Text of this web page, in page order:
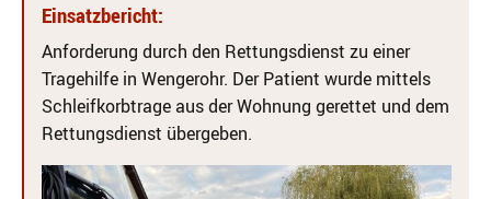
Einsatzbericht:
Anforderung durch den Rettungsdienst zu einer
Tragehilfe in Wengerohr. Der Patient wurde mittels
Schleifkorbtrage aus der Wohnung gerettet und dem
Rettungsdienst übergeben.